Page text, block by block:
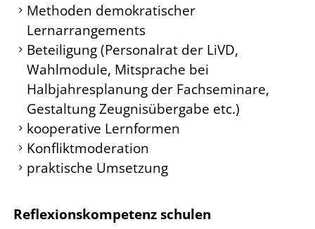
Methoden demokratischer
Lernarrangements
Beteiligung (Personalrat der LiVD,
Wahlmodule, Mitsprache bei
Halbjahresplanung der Fachseminare,
Gestaltung Zeugnisübergabe etc.)
kooperative Lernformen
Konfliktmoderation
praktische Umsetzung
Reflexionskompetenz schulen